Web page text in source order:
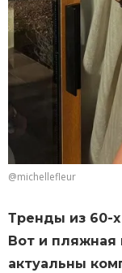
@michellefleur
Тренды из 60-
Вот и пляжная
актуальны